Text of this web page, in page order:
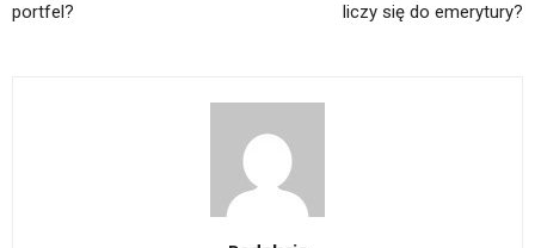
portfel?
liczy się do emerytury?